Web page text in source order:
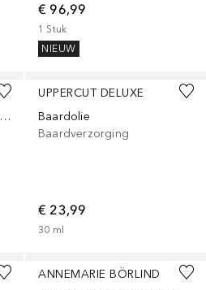
€ 96,99
1 Stuk
NIEUW
Lichaam En Gezicht Maaier 5260
UPPERCUT DELUXE
Baardolie
Baardverzorging
€ 23,99
30 ml
ANNEMARIE BÖRLIND